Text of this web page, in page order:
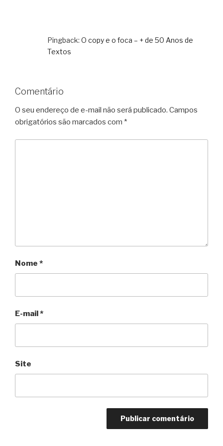
Pingback: O copy e o foca – + de 50 Anos de
Textos
Comentário
O seu endereço de e-mail não será publicado. Campos
obrigatórios são marcados com *
Nome *
E-mail *
Site